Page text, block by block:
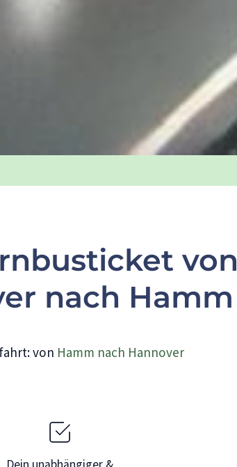
von
nach Hamm
von Hamm nach Hannover